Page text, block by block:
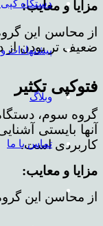
دستگاه
پیشنهادات
وبلاگ
تماس با ما
مزایا و معایب:
از محاسن این
ضعیف تر بودن از
فتوکپی تکثیر
آنها بایستی
کاربردی است.
مزایا و معایب:
از محاسن این